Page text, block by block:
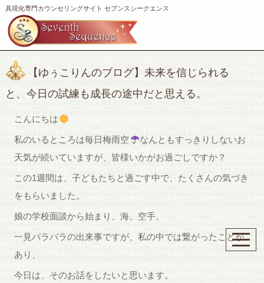
具現化専門カウンセリングサイト セブンスシークエンス
【ゆぅこりんのブログ】未来を信じられる
と、今日の試練も成長の途中だと思える。
こんにちは
私のいるところは毎日梅雨空
なんともすっきりしないお
天気が続いていますが、皆様いかがお過ごしですか？
この1週間は、子どもたちと過ごす中で、たくさんの気づき
をもらいました。
娘の学校面談から始まり、海、空手。
一見バラバラの出来事ですが、私の中では繋がったことが
あり、
今日は、そのお話をしたいと思います。